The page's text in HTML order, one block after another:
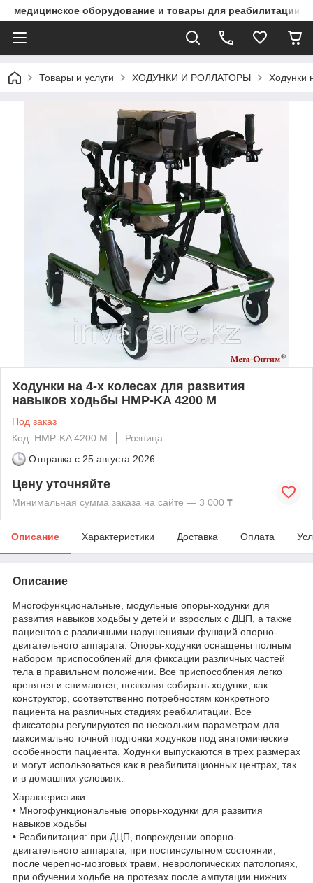
медицинское оборудование и товары для реабилитации
Товары и услуги ХОДУНКИ И РОЛЛАТОРЫ Ходунки
Ходунки на 4-х колесах для развития
навыков ходьбы HMP-KA 4200 M
Под заказ
Код: HMP-KA 4200 M
Розница
Отправка с 25 августа 2026
Цену уточняйте
Минимальная сумма заказа на сайте — 3 000 ₸
Описание Характеристики Доставка Оплата
Описание
Многофункциональные, модульные опоры-ходунки для
развития навыков ходьбы у детей и взрослых с ДЦП, а также
пациентов с различными нарушениями функций опорно-
двигательного аппарата. Опоры-ходунки оснащены полным
набором приспособлений для фиксации различных частей
тела в правильном положении. Все приспособления легко
крепятся и снимаются, позволяя собирать ходунки, как
конструктор, соответственно потребностям конкретного
пациента на различных стадиях реабилитации. Все
фиксаторы регулируются по нескольким параметрам для
максимально точной подгонки ходунков под анатомические
особенности пациента. Ходунки выпускаются в трех размерах
и могут использоваться как в реабилитационных центрах, так
и в домашних условиях.
Характеристики:
• Многофункциональные опоры-ходунки для развития
навыков ходьбы
• Реабилитация: при ДЦП, повреждении опорно-
двигательного аппарата, при постинсультном состоянии,
после черепно-мозговых травм, неврологических патологиях,
при обучении ходьбе на протезах после ампутации нижних